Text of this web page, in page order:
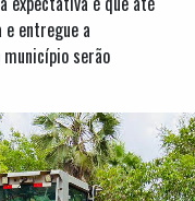
entregue a
serão